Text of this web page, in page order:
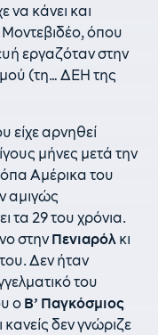
να κάνει και
Μοντεβιδέο, όπου
εργαζόταν στην
(τη… ΔΕΗ της
είχε αρνηθεί
μήνες μετά την
Αμέρικα του
αμιγώς
τα 29 του χρόνια.
στηνΠενιαρόλ κι
Δεν ήταν
του
ο Β’ Παγκόσμιος
κανείς δεν γνώριζε